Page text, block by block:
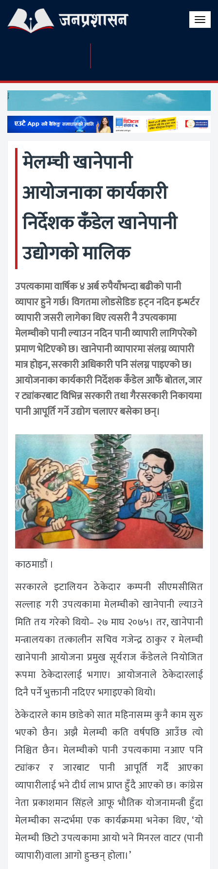
Toggle
मेलम्ची खानेपानी
आयोजनाका कार्यकारी
निर्देशक कँडेल खानेपानी
उद्योगको मालिक
उपत्यकामा वार्षिक ४ अर्ब रुपैयाँभन्दा बढीको पानी
व्यापार हुने गर्छ। विगतमा लोडसेडिङ हट्न नदिन इन्भर्टर
व्यापारी जसरी लागेका थिए त्यसरी नै उपत्यकामा
मेलम्चीको पानी ल्याउन नदिन पानी व्यापारी लागिपरेको
प्रमाण भेटिएको छ। खानेपानी व्यापारमा संलग्न व्यापारी
मात्र होइन, सरकारी अधिकारी पनि संलग्न पाइएको छ।
आयोजनाका कार्यकारी निर्देशक कँडेल आफैं बोतल, जार
र ट्यांकरबाट विभिन्न सरकारी तथा गैरसरकारी निकायमा
पानी आपूर्ति गर्ने उद्योग चलाएर बसेका छन्।
काठमाडौं ।
सरकारले इटालियन ठेकेदार कम्पनी सीएमसीसित
सल्लाह गरी उपत्यकामा मेलम्चीको खानेपानी ल्याउने
मिति तय गरेको थियो– २७ माघ २०७५। तर, खानेपानी
मन्त्रालयका तत्कालीन सचिव गजेन्द्र ठाकुर र मेलम्ची
खानेपानी आयोजना प्रमुख सूर्यराज कँडेलले नियोजित
रूपमा ठेकेदारलाई भगाए। आयोजनाले ठेकेदारलाई
दिनै पर्ने भुक्तानी नदिएर भगाइएको थियो।
ठेकेदारले काम छाडेको सात महिनासम्म कुनै काम सुरु
भएको छैन। अझै मेलम्ची कति वर्षपछि आउँछ त्यो
निश्चित छैन। मेलम्चीको पानी उपत्यकामा नआए पनि
ट्यांकर र जारबाट पानी आपूर्ति गर्दै आएका
व्यापारीलाई भने दीर्घ लाभ प्राप्त हुँदै आएको छ। कांग्रेस
नेता प्रकाशमान सिंहले आफू भौतिक योजनामन्त्री हुँदा
मेलम्चीका सन्दर्भमा एक कार्यक्रममा भनेका थिए, ‘यो
मेलम्ची छिटो उपत्यकामा आयो भने मिनरल वाटर (पानी
व्यापारी)वाला आगो हुन्छन् होला।’